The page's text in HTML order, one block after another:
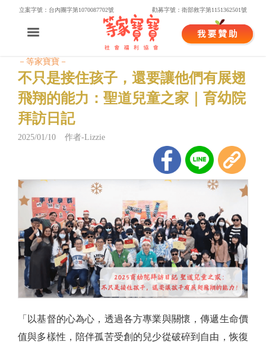
立案字號：台內團字第1070087702號 勸募字號：衛部救字第1151362501號
－等家寶寶－
不只是接住孩子，還要讓他們有展翅
飛翔的能力：聖道兒童之家｜育幼院
拜訪日記
2025/01/10 作者-Lizzie
「以基督的心為心，透過各方專業與關懷，傳遞生命價
值與多樣性，陪伴孤苦受創的兒少從破碎到自由，恢復